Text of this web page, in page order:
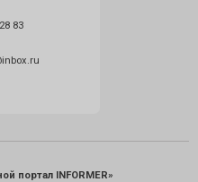
83
портал INFORMER»